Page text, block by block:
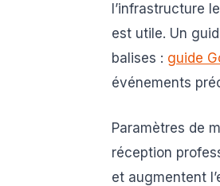
l’infrastructure
est utile. Un
balises : guide
événements
Paramètres de
réception
et augmentent